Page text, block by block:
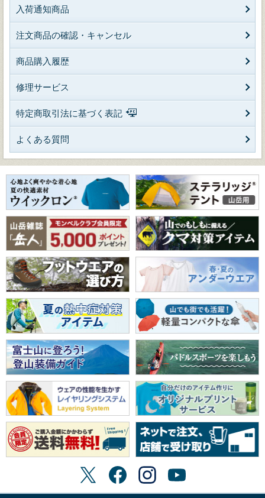
入荷通知商品
注文商品の確認・キャンセル
商品購入履歴
修理サービス
特定商取引法に基づく表記
よくある質問